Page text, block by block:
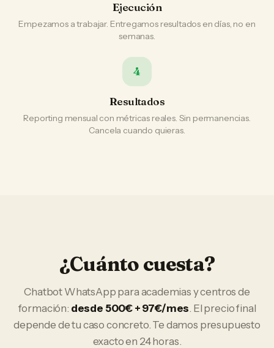
Ejecución
Empezamos a trabajar. Entregamos resultados en días, no en
semanas.
4
Resultados
Reporting mensual con métricas reales. Sin permanencias.
Cancela cuando quieras.
¿Cuánto cuesta?
Chatbot WhatsApp paraacademias y centros de
formación: desde 500€ + 97€/mes. El precio final
depende de tu caso concreto. Te damos presupuesto
exacto en 24 horas.